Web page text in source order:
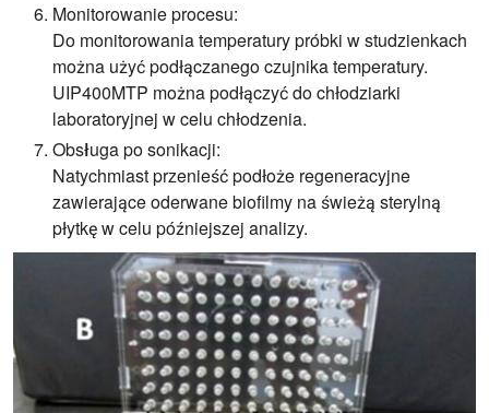
Monitorowanie procesu:
Do monitorowania temperatury próbki w studzienkach
można użyć podłączanego czujnika temperatury.
UIP400MTP można podłączyć do chłodziarki
laboratoryjnej w celu chłodzenia.
Obsługa po sonikacji:
Natychmiast przenieść podłoże regeneracyjne
zawierające oderwane biofilmy na świeżą sterylną
płytkę w celu późniejszej analizy.